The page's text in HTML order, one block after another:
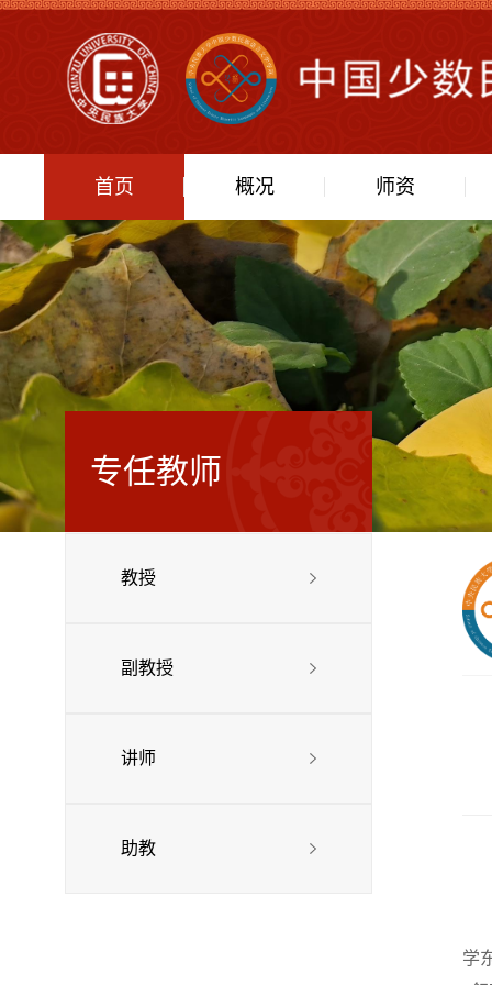
首页 概况 师资
专任教师
教授
副教授
讲师
助教
学